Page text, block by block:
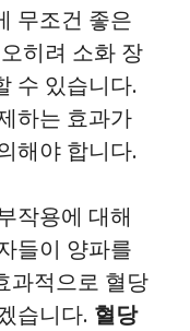
무조건 좋은
히려 소화 장
수 있습니다.
하는 효과가
해야 합니다.
작용에 대해
들이 양파를
과적으로 혈당
습니다. 혈당